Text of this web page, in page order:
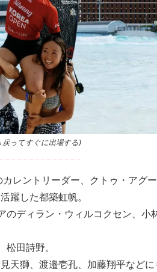
戻ってすぐに出場する)
レントリーダー、クトゥ・アグ
躍した都築虹帆。
のディラン・ウィルコクセン、小
田詩野。
天獅、渡邉壱孔、加藤翔平などに